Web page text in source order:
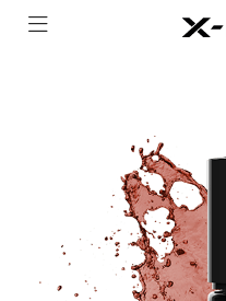
COLLECTIONS
NOUS CONTACTER
FOIRE AUX QUESTIONS